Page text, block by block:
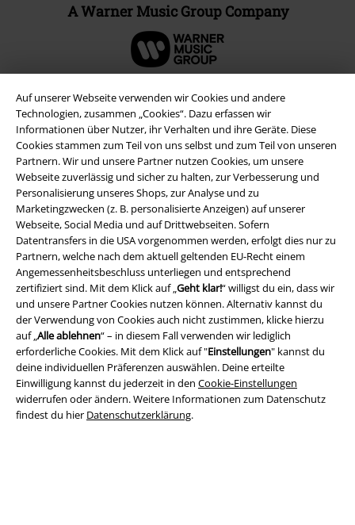
Auf unserer Webseite verwenden wir Cookies und andere
Technologien, zusammen „Cookies“. Dazu erfassen wir
Informationen über Nutzer, ihr Verhalten und ihre Geräte. Diese
Cookies stammen zum Teil von uns selbst und zum Teil von unseren
Partnern. Wir und unsere Partner nutzen Cookies, um unsere
Webseite zuverlässig und sicher zu halten, zur Verbesserung und
Personalisierung unseres Shops, zur Analyse und zu
Marketingzwecken (z. B. personalisierte Anzeigen) auf unserer
Webseite, Social Media und auf Drittwebseiten. Sofern
Datentransfers in die USA vorgenommen werden, erfolgt dies nur zu
Partnern, welche nach dem aktuell geltenden EU-Recht einem
Angemessenheitsbeschluss unterliegen und entsprechend
zertifiziert sind. Mit dem Klick auf „ Geht klar!“ willigst du ein, dass wir
und unsere Partner Cookies nutzen können. Alternativ kannst du
der Verwendung von Cookies auch nicht zustimmen, klicke hierzu
auf „ Alle ablehnen“ – in diesem Fall verwenden wir lediglich
erforderliche Cookies. Mit dem Klick auf "Einstellungen" kannst du
deine individuellen Präferenzen auswählen. Deine erteilte
Einwilligung kannst du jederzeit in den Cookie-Einstellungen
widerrufen oder ändern. Weitere Informationen zum Datenschutz
findest du hier Datenschutzerklärung.
A Warner Music Group Company
Rechtliches
AGB
Impressum
Datenschutz
Entsorgung und Umweltschutz
Konformitätserklärung